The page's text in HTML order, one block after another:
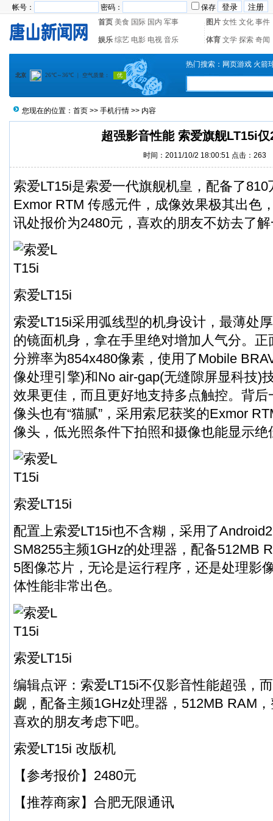
帐号： 密码：
保存
首页 美食 国际 国内 军事 图片 女性 文化 事件
娱乐 综艺 电影 电视 音乐 体育 文学 探索 奇闻
热门搜索： 网页游戏 火箭
您现在的位置： 首页 >> 手机行情 >> 内容
超强影音性能 索爱旗舰LT15i仅
时间：2011/10/2 18:00:51 点击： 263
索爱LT15i是索爱一代旗舰机皇，配备了
Exmor RTM 传感元件，成像效果极其出色
讯处报价为2480元，喜欢的朋友不妨去了
索爱LT15i
索爱LT15i采用弧线型的机身设计，最薄处
的镜面机身，拿在手里绝对增加人气分。
分辨率为854x480像素，使用了Mobile
像处理引擎)和No air-gap(无缝隙屏显科技)
效果更佳，而且更好地支持多点触控。背
像头也有“猫腻”，采用索尼获奖的Exmor
像头，低光照条件下拍照和摄像也能显示绝
索爱LT15i
配置上索爱LT15i也不含糊，采用了
SM8255主频1GHz的处理器，配备512MB
5图像芯片，无论是运行程序，还是处理影
体性能非常出色。
索爱LT15i
编辑点评：索爱LT15i不仅影音性能超强，
觑，配备主频1GHz处理器，512MB RAM
喜欢的朋友考虑下吧。
索爱LT15i 改版机
【参考报价】2480元
【推荐商家】合肥无限通讯